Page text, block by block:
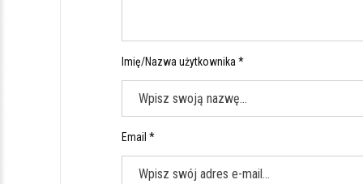
Imię/Nazwa użytkownika *
Email *